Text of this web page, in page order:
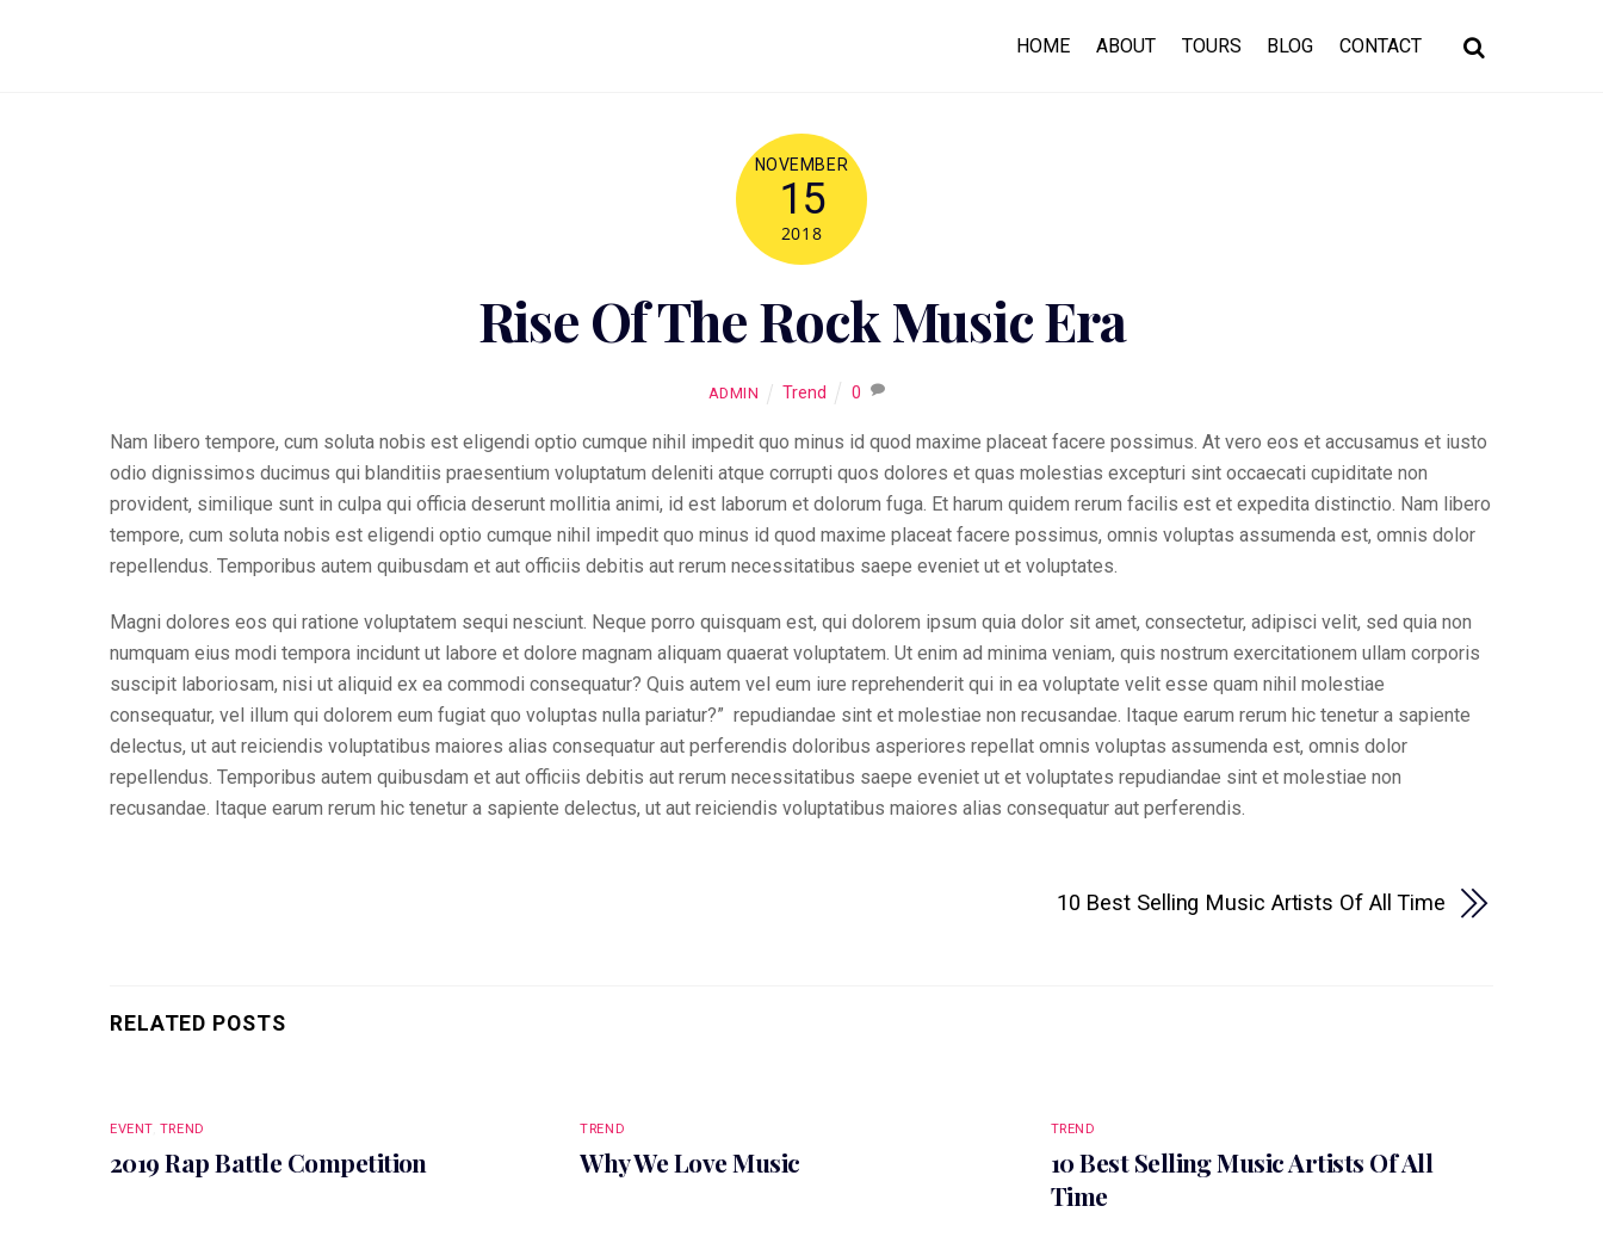
HOME ABOUT TOURS BLOG CONTACT
NOVEMBER
15
2018
Rise Of The Rock Music Era
ADMIN Trend 0
Nam libero tempore, cum soluta nobis est eligendi optio cumque nihil impedit quo minus id quod maxime placeat facere possimus. At vero eos et accusamus et iusto
odio dignissimos ducimus qui blanditiis praesentium voluptatum deleniti atque corrupti quos dolores et quas molestias excepturi sint occaecati cupiditate non
provident, similique sunt in culpa qui officia deserunt mollitia animi, id est laborum et dolorum fuga. Et harum quidem rerum facilis est et expedita distinctio. Nam libero
tempore, cum soluta nobis est eligendi optio cumque nihil impedit quo minus id quod maxime placeat facere possimus, omnis voluptas assumenda est, omnis dolor
repellendus. Temporibus autem quibusdam et aut officiis debitis aut rerum necessitatibus saepe eveniet ut et voluptates.
Magni dolores eos qui ratione voluptatem sequi nesciunt. Neque porro quisquam est, qui dolorem ipsum quia dolor sit amet, consectetur, adipisci velit, sed quia non
numquam eius modi tempora incidunt ut labore et dolore magnam aliquam quaerat voluptatem. Ut enim ad minima veniam, quis nostrum exercitationem ullam corporis
suscipit laboriosam, nisi ut aliquid ex ea commodi consequatur? Quis autem vel eum iure reprehenderit qui in ea voluptate velit esse quam nihil molestiae
consequatur, vel illum qui dolorem eum fugiat quo voluptas nulla pariatur?” repudiandae sint et molestiae non recusandae. Itaque earum rerum hic tenetur a sapiente
delectus, ut aut reiciendis voluptatibus maiores alias consequatur aut perferendis doloribus asperiores repellat omnis voluptas assumenda est, omnis dolor
repellendus. Temporibus autem quibusdam et aut officiis debitis aut rerum necessitatibus saepe eveniet ut et voluptates repudiandae sint et molestiae non
recusandae. Itaque earum rerum hic tenetur a sapiente delectus, ut aut reiciendis voluptatibus maiores alias consequatur aut perferendis.
10 Best Selling Music Artists Of All Time
RELATED POSTS
EVENT, TREND
2019 Rap Battle Competition
TREND
Why We Love Music
TREND
10 Best Selling Music Artists Of All
Time